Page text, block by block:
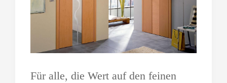
Für alle, die Wert auf den feinen